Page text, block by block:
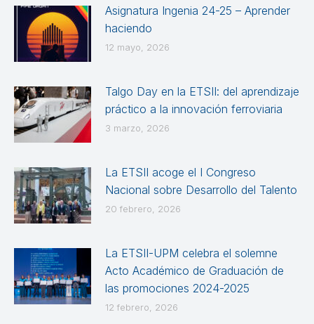
Asignatura Ingenia 24-25 – Aprender
haciendo
12 mayo, 2026
Talgo Day en la ETSII: del aprendizaje
práctico a la innovación ferroviaria
3 marzo, 2026
La ETSII acoge el I Congreso
Nacional sobre Desarrollo del Talento
20 febrero, 2026
La ETSII-UPM celebra el solemne
Acto Académico de Graduación de
las promociones 2024-2025
12 febrero, 2026